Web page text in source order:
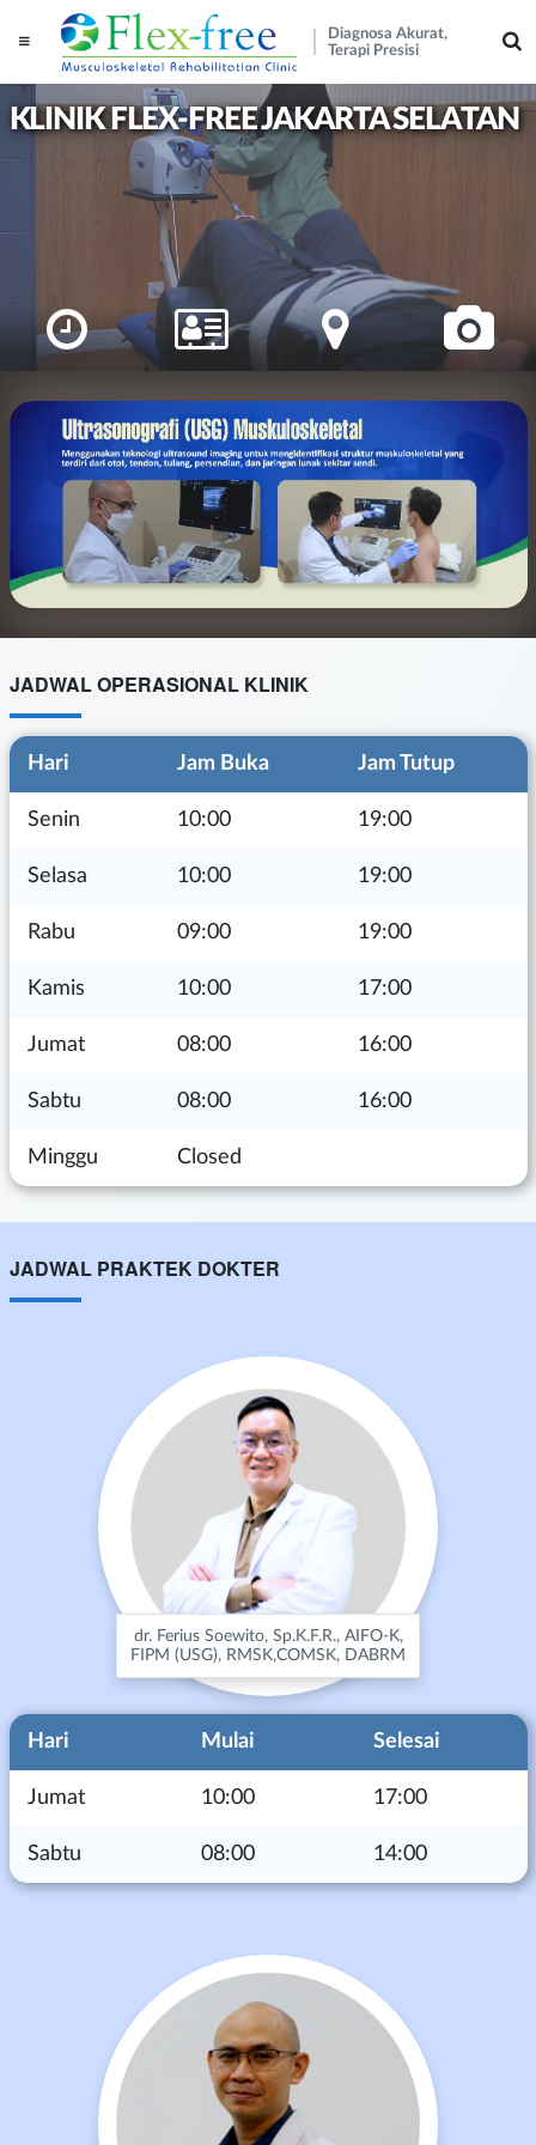
Diagnosa Akurat,
Terapi Presisi
KLINIK FLEX-FREE JAKARTA SELATAN
JADWAL OPERASIONAL KLINIK
Hari Jam Buka Jam Tutup
Senin 10:00 19:00
Selasa 10:00 19:00
Rabu 09:00 19:00
Kamis 10:00 17:00
Jumat 08:00 16:00
Sabtu 08:00 16:00
Minggu Closed
JADWAL PRAKTEK DOKTER
dr. Ferius Soewito, Sp.K.F.R., AIFO-K,
FIPM (USG), RMSK,COMSK, DABRM
Hari Mulai Selesai
Jumat 10:00 17:00
Sabtu 08:00 14:00